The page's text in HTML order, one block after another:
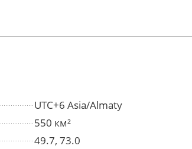
UTC+6 Asia/Almaty
550 км²
49.7, 73.0